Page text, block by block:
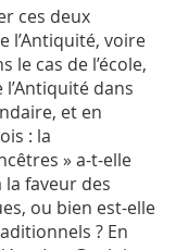
ces deux
l’Antiquité, voire
le cas de l’école,
dans
et en
: la
» a-t-elle
la faveur des
ou bien est-elle
? En